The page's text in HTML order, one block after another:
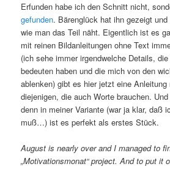
Erfunden habe ich den Schnitt nicht,
gefunden. Bärenglück hat ihn gezeigt
wie man das Teil näht. Eigentlich ist es
mit reinen Bildanleitungen ohne Text
(ich sehe immer irgendwelche Details,
bedeuten haben und die mich von den
ablenken) gibt es hier jetzt eine
diejenigen, die auch Worte brauchen.
denn in meiner Variante (war ja klar, daß
muß…) ist es perfekt als erstes Stück.
August is nearly over and I managed to
„Motivationsmonat“ project. And to put it